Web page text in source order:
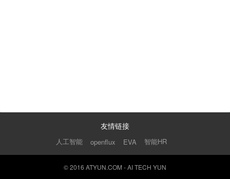
友情链接
人工智能 openflux EVA 智能HR
© 2016 ATYUN.COM - AI TECH YUN